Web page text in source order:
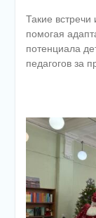
Такие
помогая
потенциала
педагогов за